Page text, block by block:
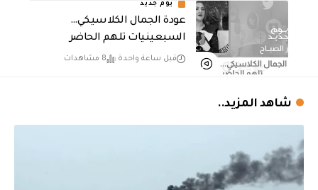
يوم جديد
عودة الجمال الكلاسيكي…
السبعينيات تلهم الحاضر
قبل ساعة واحدة 8 مشاهدات
شاهد المزيد..